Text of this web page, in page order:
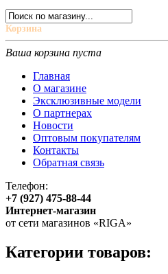
Корзина
Ваша корзина пуста
Главная
О магазине
Эксклюзивные модели
О партнерах
Новости
Оптовым покупателям
Контакты
Обратная связь
Телефон:
+7 (927) 475-88-44
Интернет-магазин
от сети магазинов «RIGA»
Категории товаров: